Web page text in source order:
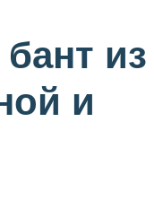
из
и